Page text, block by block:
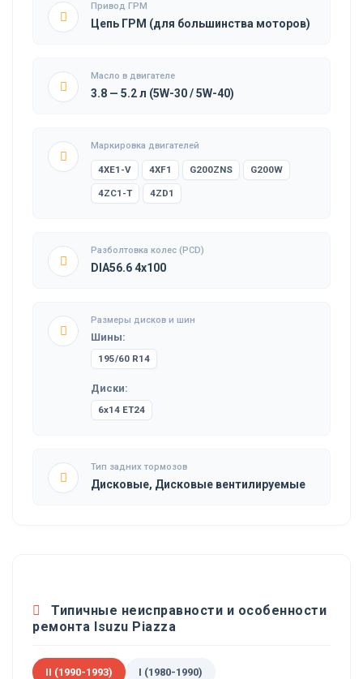
Привод ГРМ
Цепь ГРМ (для большинства моторов)
Масло в двигателе
3.8 — 5.2 л (5W-30 / 5W-40)
Маркировка двигателей
4XE1-V 4XF1 G200ZNS G200W
4ZC1-T 4ZD1
Разболтовка колес (PCD)
DIA56.6 4x100
Размеры дисков и шин
Шины:
195/60 R14
Диски:
6x14 ET24
Тип задних тормозов
Дисковые, Дисковые вентилируемые
Типичные неисправности и особенности
ремонта Isuzu Piazza
II (1990-1993) I (1980-1990)